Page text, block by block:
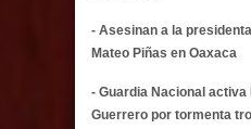
- Asesinan a la
Mateo Piñas en Oaxaca
- Guardia Nacional activa
Guerrero por tormenta